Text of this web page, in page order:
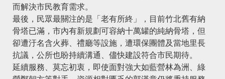
而解決市民教育需求。
最後，民眾最關注的是「老有所終」，目前竹北舊有納
骨塔已滿，市內有新規劃可容納十萬罐的純納骨塔，但
卻遭汙名含火葬、禮廳等設施，遭環保團體及當地里長
抗議，公所也盼持續溝通、儘快建設符合市民期待。
延續服務、莫忘初衷，即使面對強大如藍營林為洲、綠